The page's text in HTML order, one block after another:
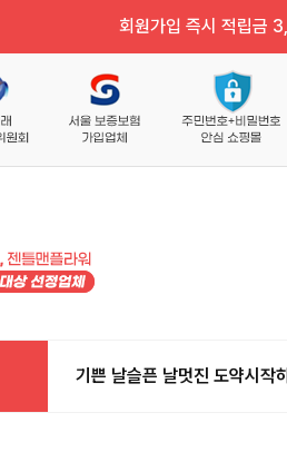
회원가입 즉시 적립금
기쁜 날슬픈 날멋진 도약시작